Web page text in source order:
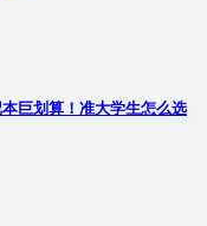
巨划算！准大学生怎么选